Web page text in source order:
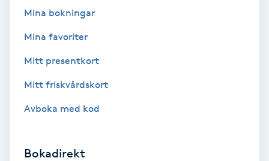
Kemisk peeling
Mina bokningar
Mina favoriter
Mitt presentkort
Mitt friskvårdskort
Avboka med kod
Bokadirekt